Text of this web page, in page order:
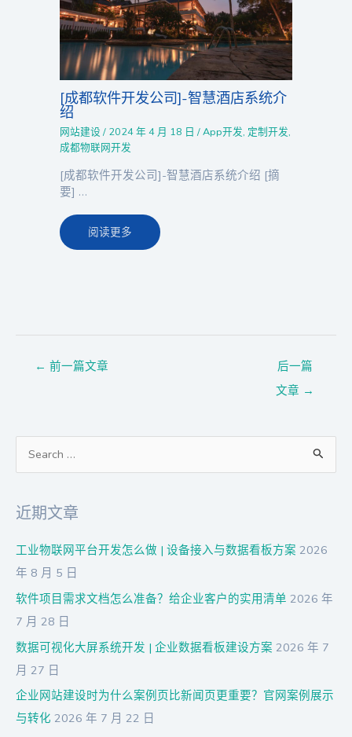
[成都软件开发公司]-智慧酒店系统介
绍
网站建设 / 2024 年 4 月 18 日/App开发, 定制开发,
成都物联网开发
[成都软件开发公司]-智慧酒店系统介绍 [摘
要] …
阅读更多
← 前一篇文章
后一篇
文章 →
：
近期文章
工业物联网平台开发怎么做 | 设备接入与数据看板方案 2026
年 8 月 5 日
软件项目需求文档怎么准备？给企业客户的实用清单 2026 年
7 月 28 日
数据可视化大屏系统开发 | 企业数据看板建设方案 2026 年 7
月 27 日
企业网站建设时为什么案例页比新闻页更重要？官网案例展示
与转化 2026 年 7 月 22 日